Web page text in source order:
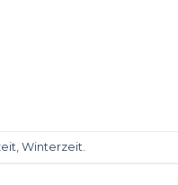
Winterzeit